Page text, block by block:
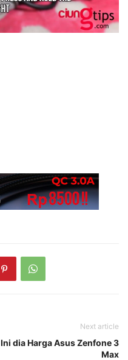
Next article
Ini dia Harga Asus Zenfone 3
Max